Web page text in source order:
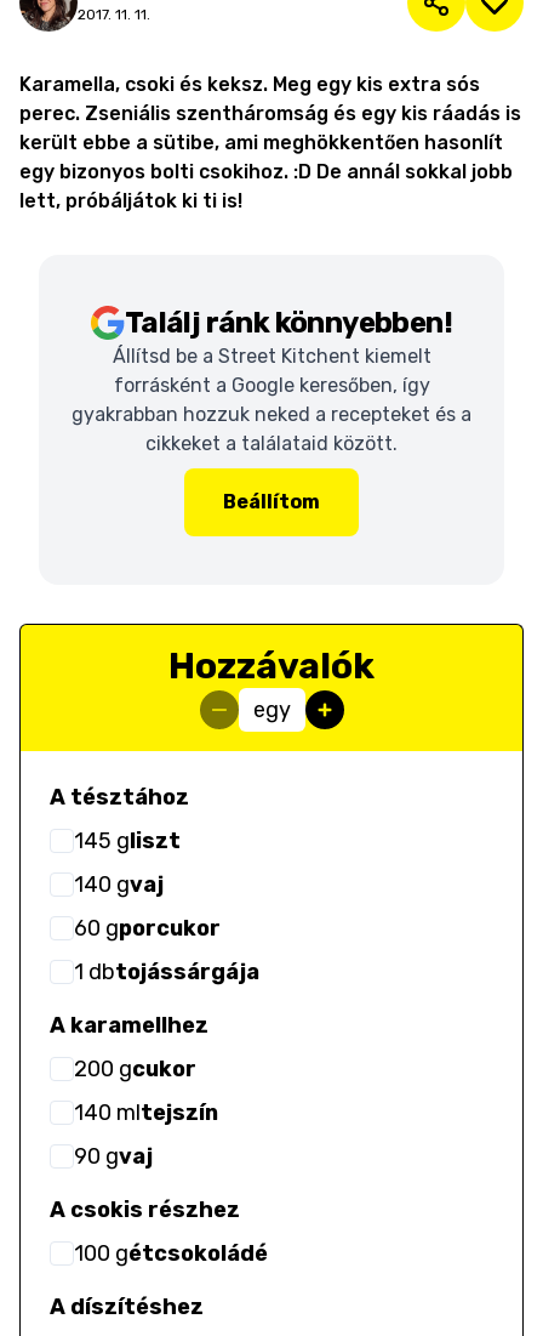
2017. 11. 11.
Karamella, csoki és keksz. Meg egy kis extra sós
perec. Zseniális szentháromság és egy kis ráadás is
került ebbe a sütibe, ami meghökkentően hasonlít
egy bizonyos bolti csokihoz. :D De annál sokkal jobb
lett, próbáljátok ki ti is!
Találj ránk könnyebben!
Állítsd be a Street Kitchent kiemelt
forrásként a Google keresőben, így
gyakrabban hozzuk neked a recepteket és a
cikkeket a találataid között.
Beállítom
Hozzávalók
egy
A tésztához
145 gliszt
140 gvaj
60 gporcukor
1 dbtojássárgája
A karamellhez
200 gcukor
140 mltejszín
90 gvaj
A csokis részhez
100 gétcsokoládé
A díszítéshez